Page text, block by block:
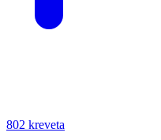
802 kreveta